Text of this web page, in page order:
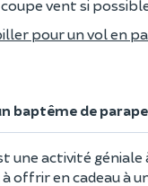
vent si
pour un vol en
baptême de
une activité géniale
à offrir en cadeau à